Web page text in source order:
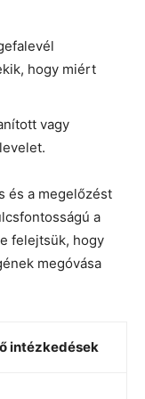
hogy miért
vagy
és a megelőzést
a
felejtsük, hogy
megóvása
intézkedések